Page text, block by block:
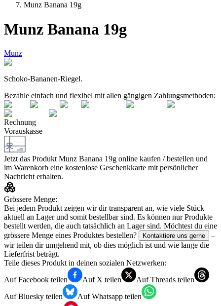
Munz Banana 19g
Munz Banana 19g
Munz
Scho­ko-Bana­nen-Rie­gel.
Bezahle einfach und flexibel mit allen gängigen Zahlungsmethoden:
Rechnung
Vorauskasse
Jetzt das Produkt Munz Banana 19g online kaufen / bestellen und
im Warenkorb eine kostenlose Geschenkkarte mit persönlicher
Nachricht erhalten.
Grössere Menge:
Bei jedem Produkt zeigen wir dir transparent an, wie viele Stück
aktuell an Lager und somit bestellbar sind. Es können nur Produkte
bestellt werden, die auch tatsächlich an Lager sind. Möchtest du eine
grössere Menge eines Produktes bestellen?
Kontaktiere uns gerne
–
wir teilen dir umgehend mit, ob dies möglich ist und wie lange die
Lieferfrist beträgt.
Teile dieses Produkt in deinen sozialen Netzwerken:
Auf Facebook teilen
Auf X teilen
Auf Threads teilen
Auf Bluesky teilen
Auf Whatsapp teilen